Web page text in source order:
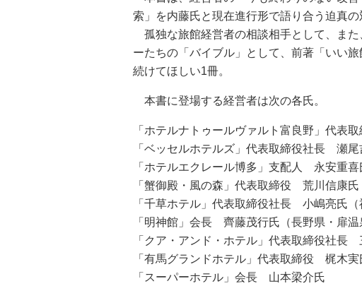
索」を内藤氏と現在進行形で語り合う迫真の
孤独な旅館経営者の相談相手として、ま
ーたちの「バイブル」として、前著「いい
続けてほしい1冊。
本書に登場する経営者は次の各氏。
「ホテルナトゥールヴァルト富良野」代表
「ベッセルホテルズ」代表取締役社長 瀬尾
「ホテルエクレール博多」支配人 永安重喜
「蟹御殿・風の森」代表取締役 荒川信康氏
「千草ホテル」代表取締役社長 小嶋亮氏（
「明神館」会長 齊藤茂行氏（長野県・扉温
「クア・アンド・ホテル」代表取締役社長
「有馬グランドホテル」代表取締役 梶木実
「スーパーホテル」会長 山本梁介氏